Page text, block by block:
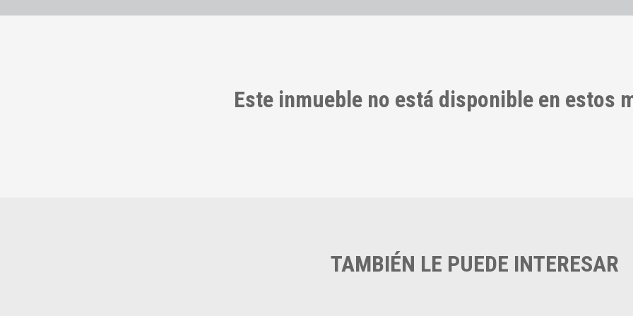
Este inmueble no está disponible en estos
TAMBIÉN LE PUEDE INTERESAR